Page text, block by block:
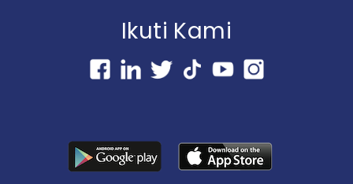
Ikuti Kami